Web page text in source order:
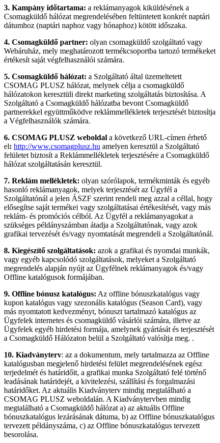
3. Kampány időtartama: a reklámanyagok kiküldésének a
Csomagküldő hálózat megrendelésében feltüntetett konkrét naptári
dátumhoz (naptári naphoz vagy hónaphoz) kötött időszaka.
4. Csomagküldő partner: olyan csomagküldő szolgáltató vagy
Webáruház, mely meghatározott termékcsoportba tartozó termékeket
értékesít saját végfelhasználói számára.
5. Csomagküldő hálózat: a Szolgáltató által üzemeltetett
CSOMAG PLUSZ hálózat, melynek célja a csomagküldő
hálózatokon keresztüli direkt marketing szolgáltatás biztosítása. A
Szolgáltató a Csomagküldő hálózatba bevont Csomagküldő
partnerekkel együttműködve reklámmellékletek terjesztését biztosítja
a Végfelhasználók számára.
6. CSOMAG PLUSZ weboldal a következő URL-címen érhető
el: http://www.csomagplusz.hu amelyen keresztül a Szolgáltató
felületet biztosít a Reklámmellékletek terjesztésére a Csomagküldő
hálózat szolgáltatásán keresztül.
7. Reklám mellékletek: olyan szórólapok, termékminták és egyéb
hasonló reklámanyagok, melyek terjesztését az Ügyfél a
Szolgáltatónál a jelen ÁSZF szerint rendeli meg azzal a céllal, hogy
elősegítse saját termékei vagy szolgáltatásai értékesítését, vagy más
reklám- és promóciós célból. Az Ügyfél a reklámanyagokat a
szükséges példányszámban átadja a Szolgáltatónak, vagy azok
grafikai tervezését és/vagy nyomtatását megrendeli a Szolgáltatónál.
8. Kiegészítő szolgáltatások: azok a grafikai és nyomdai munkák,
vagy egyéb kapcsolódó szolgáltatások, melyeket a Szolgáltató
megrendelés alapján nyújt az Ügyfélnek reklámanyagok és/vagy
Offline katalógusok formájában.
9. Offline bónusz katalógus: Az offline bónuszkatalógus vagy
kupon katalógus vagy szezonális katalógus (Season Card), vagy
más nyomtatott kedvezményt, bónuszt tartalmazó katalógus az
Ügyfelek internetes és csomagküldő vásárlói számára, illetve az
Ügyfelek egyéb hirdetési formája, amelynek gyártását és terjesztését
a Csomagküldő Hálózaton belül a Szolgáltató valósítja meg. .
10. Kiadványterv: az a dokumentum, mely tartalmazza az Offline
katalógusban megjelenő hirdetési felület megrendelésének egész
terjedelmét és határidőit, a grafikai munka Szolgáltató felé történő
leadásának határidejét, a kivitelezési, szállítási és forgalmazási
határidőket. Az aktuális Kiadványterv mindig megtalálható a
CSOMAG PLUSZ weboldalán. A Kiadványtervben mindig
megtalálható a Csomagküldő hálózat a) az aktuális Offline
bónuszkatalógus lezárásának dátuma, b) az Offline bónuszkatalógus
tervezett példányszáma, c) az Offline bónuszkatalógus tervezett
besorolása.